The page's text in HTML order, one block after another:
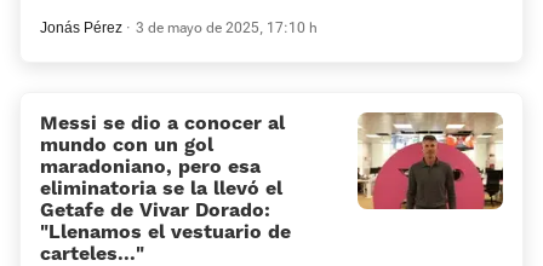
Jonás Pérez 3 de mayo de 2025, 17:10 h
Messi se dio a conocer al
mundo con un gol
maradoniano, pero esa
eliminatoria se la llevó el
Getafe de Vivar Dorado:
«Llenamos el vestuario de
carteles...»